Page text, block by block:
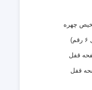
چهره
قفل
قفل